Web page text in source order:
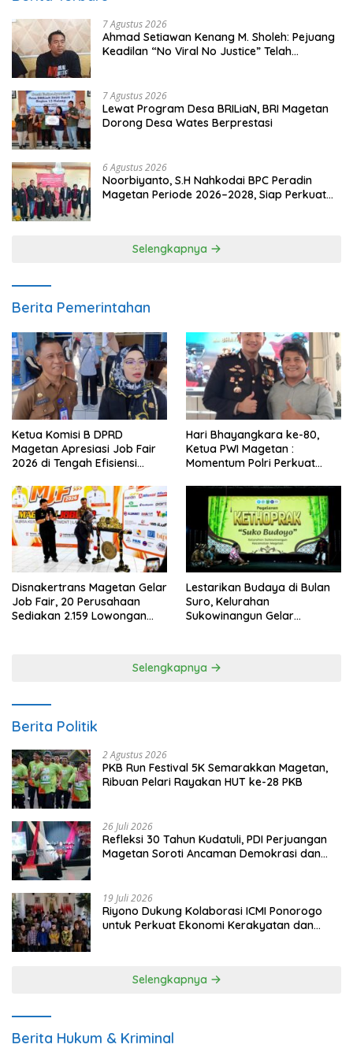
7 Agustus 2026
Ahmad Setiawan Kenang M. Sholeh: Pejuang
Keadilan “No Viral No Justice” Telah
7 Agustus 2026
Lewat Program Desa BRILiaN, BRI Magetan
Dorong Desa Wates Berprestasi
6 Agustus 2026
Noorbiyanto, S.H Nahkodai BPC Peradin
Magetan Periode 2026–2028, Siap Perkuat
Selengkapnya
Berita Pemerintahan
Ketua Komisi B DPRD
Magetan Apresiasi Job Fair
2026 di Tengah Efisiensi
Hari Bhayangkara ke-80,
Ketua PWI Magetan :
Momentum Polri Perkuat
Disnakertrans Magetan Gelar
Job Fair, 20 Perusahaan
Sediakan 2.159 Lowongan
Lestarikan Budaya di Bulan
Suro, Kelurahan
Sukowinangun Gelar
Selengkapnya
Berita Politik
2 Agustus 2026
PKB Run Festival 5K Semarakkan Magetan,
Ribuan Pelari Rayakan HUT ke-28 PKB
26 Juli 2026
Refleksi 30 Tahun Kudatuli, PDI Perjuangan
Magetan Soroti Ancaman Demokrasi dan
19 Juli 2026
Riyono Dukung Kolaborasi ICMI Ponorogo
untuk Perkuat Ekonomi Kerakyatan dan
Selengkapnya
Berita Hukum & Kriminal